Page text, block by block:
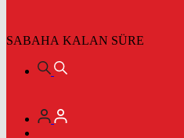
SABAHA KALAN SÜRE